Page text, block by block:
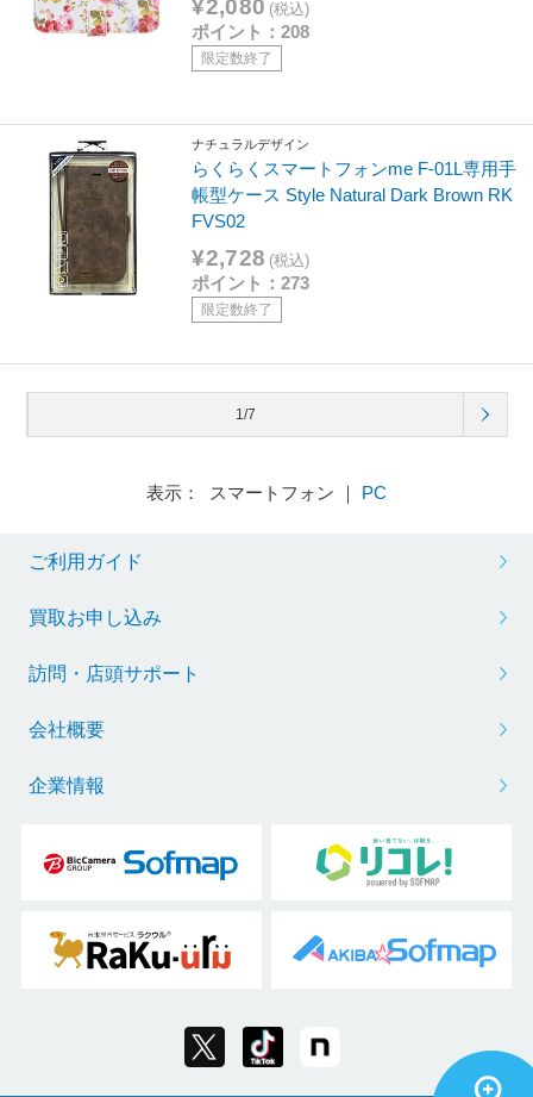
¥2,080 (税込)
ポイント：208
限定数終了
ナチュラルデザイン
らくらくスマートフォンme F-01L専用手
帳型ケース Style Natural Dark Brown RK
FVS02
¥2,728 (税込)
ポイント：273
限定数終了
1/7
表示： スマートフォン ｜ PC
ご利用ガイド
買取お申し込み
訪問・店頭サポート
会社概要
企業情報